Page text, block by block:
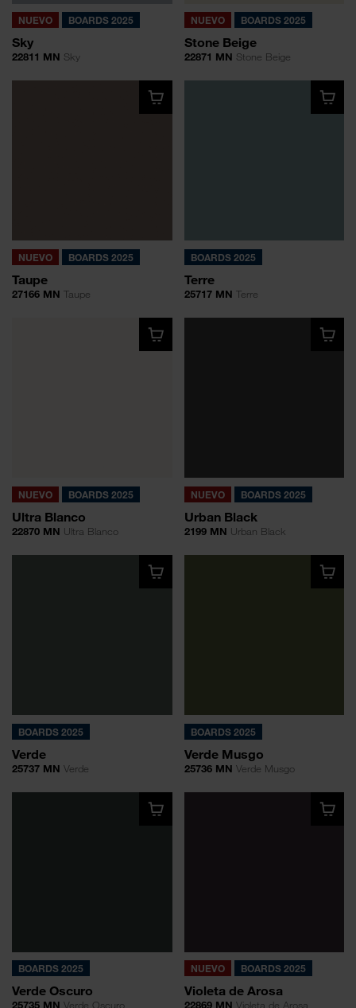
NUEVO BOARDS 2025
Sky
22811 MN Sky
NUEVO BOARDS 2025
Stone Beige
22871 MN Stone Beige
NUEVO BOARDS 2025
Taupe
27166 MN Taupe
BOARDS 2025
Terre
25717 MN Terre
NUEVO BOARDS 2025
Ultra Blanco
22870 MN Ultra Blanco
NUEVO BOARDS 2025
Urban Black
2199 MN Urban Black
BOARDS 2025
Verde
25737 MN Verde
BOARDS 2025
Verde Musgo
25736 MN Verde Musgo
BOARDS 2025
Verde Oscuro
25735 MN Verde Oscuro
NUEVO BOARDS 2025
Violeta de Arosa
22869 MN Violeta de Arosa